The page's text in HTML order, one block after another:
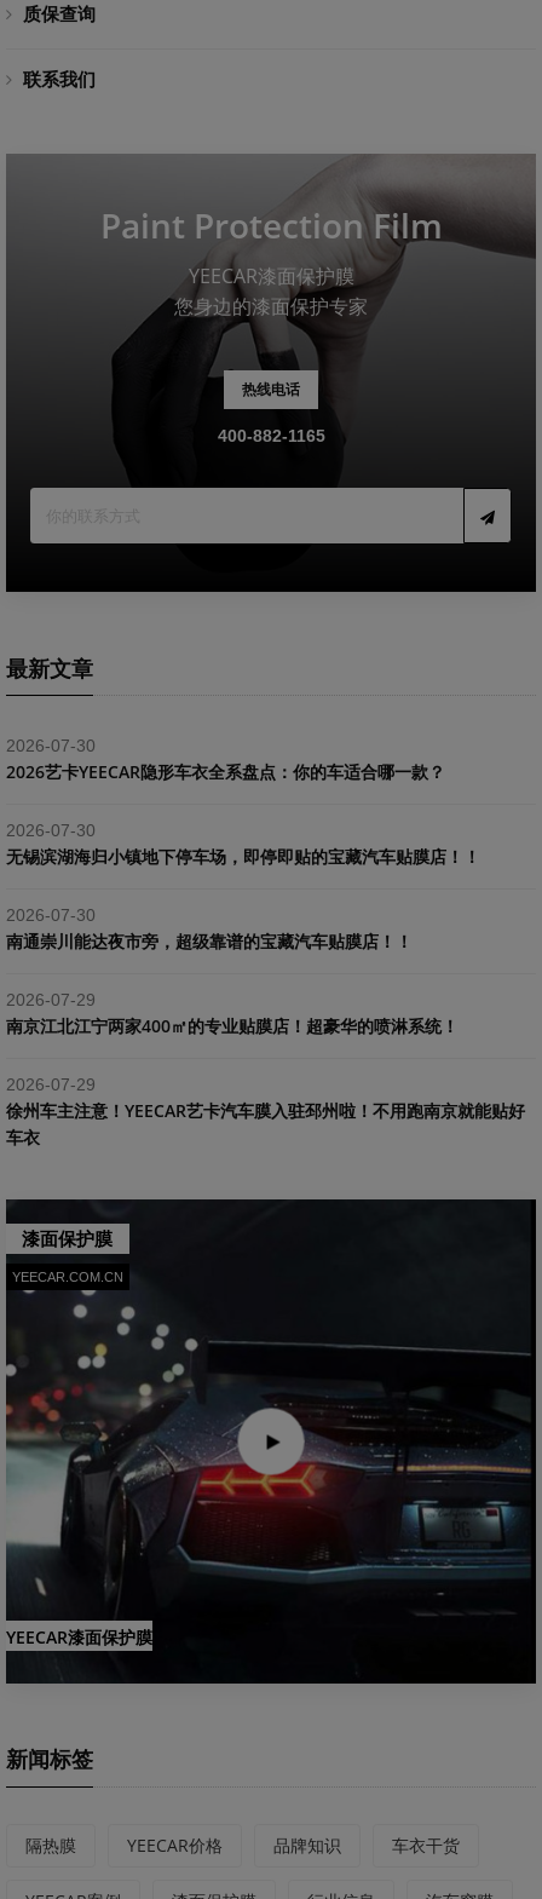
质保查询
联系我们
Paint Protection Film
YEECAR漆面保护膜
您身边的漆面保护专家
热线电话
400-882-1165
最新文章
2026-07-30
2026艺卡YEECAR隐形车衣全系盘点：你的车适合哪一款？
2026-07-30
​无锡滨湖海归小镇地下停车场，即停即贴的宝藏汽车贴膜店！！
2026-07-30
南通崇川能达夜市旁，超级靠谱的宝藏汽车贴膜店！！
2026-07-29
南京江北江宁两家400㎡的专业贴膜店！超豪华的喷淋系统！
2026-07-29
​徐州车主注意！YEECAR艺卡汽车膜入驻邳州啦！不用跑南京就能贴好
车衣
漆面保护膜
YEECAR.COM.CN
YEECAR漆面保护膜
新闻标签
隔热膜 YEECAR价格 品牌知识 车衣干货